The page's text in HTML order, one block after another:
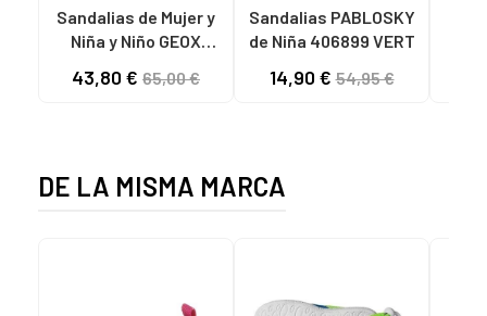
Sandalias de Mujer y
Niña y Niño GEOX
BOREALIS C3222
43,80 € 65,00 €
Sandalias PABLOSKY
de Niña 406899 VERT
14,90 €54,95 €
DE LA MISMA MARCA